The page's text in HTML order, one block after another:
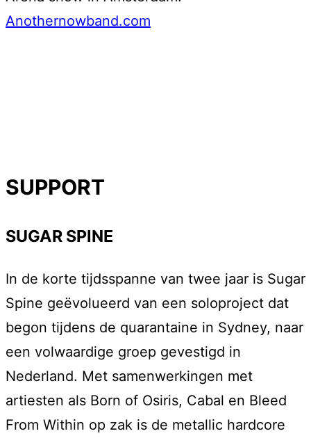
Anothernowband.com
SUPPORT
SUGAR SPINE
In de korte tijdsspanne van twee jaar is Sugar
Spine geëvolueerd van een soloproject dat
begon tijdens de quarantaine in Sydney, naar
een volwaardige groep gevestigd in
Nederland. Met samenwerkingen met
artiesten als Born of Osiris, Cabal en Bleed
From Within op zak is de metallic hardcore